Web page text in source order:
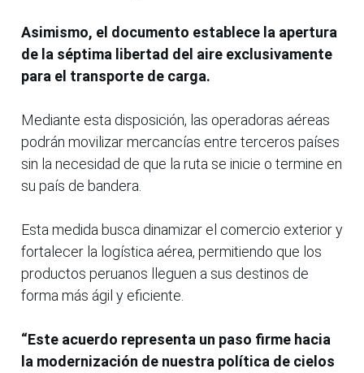
Asimismo, el documento establece la apertura
de la séptima libertad del aire exclusivamente
para el transporte de carga.
Mediante esta disposición, las operadoras aéreas
podrán movilizar mercancías entre terceros países
sin la necesidad de que la ruta se inicie o termine en
su país de bandera.
Esta medida busca dinamizar el comercio exterior y
fortalecer la logística aérea, permitiendo que los
productos peruanos lleguen a sus destinos de
forma más ágil y eficiente.
“Este acuerdo representa un paso firme hacia
la modernización de nuestra política de cielos